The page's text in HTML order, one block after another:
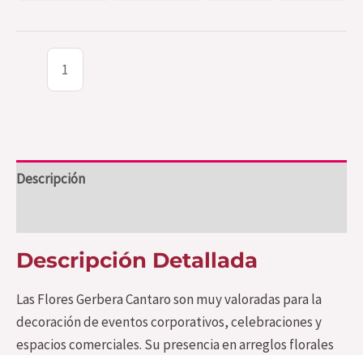
Descripción
Descripción Detallada
Las Flores Gerbera Cantaro son muy valoradas para la
decoración de eventos corporativos, celebraciones y
espacios comerciales. Su presencia en arreglos florales